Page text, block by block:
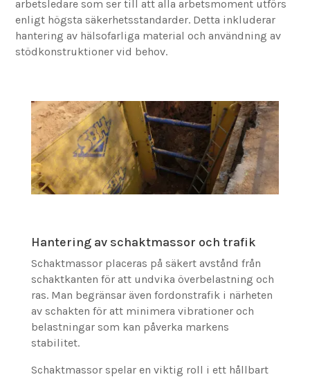
arbetsledare som ser till att alla arbetsmoment utförs
enligt högsta säkerhetsstandarder. Detta inkluderar
hantering av hälsofarliga material och användning av
stödkonstruktioner vid behov.
Hantering av schaktmassor och trafik
Schaktmassor placeras på säkert avstånd från
schaktkanten för att undvika överbelastning och
ras. Man begränsar även fordonstrafik i närheten
av schakten för att minimera vibrationer och
belastningar som kan påverka markens
stabilitet.
Schaktmassor spelar en viktig roll i ett hållbart